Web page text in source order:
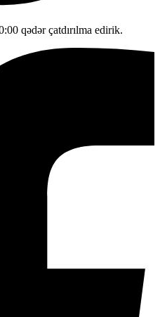
qədər çatdırılma edirik.